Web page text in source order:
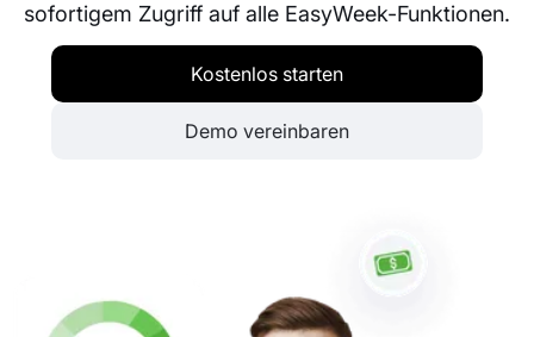
sofortigem Zugriff auf alle EasyWeek-Funktionen.
Kostenlos starten
Demo vereinbaren